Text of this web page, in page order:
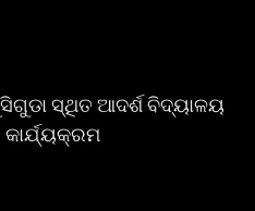
ସ୍ଥିତ ଆଦର୍ଶ ବିଦ୍ୟାଳୟ
କାର୍ଯ୍ୟକ୍ରମ